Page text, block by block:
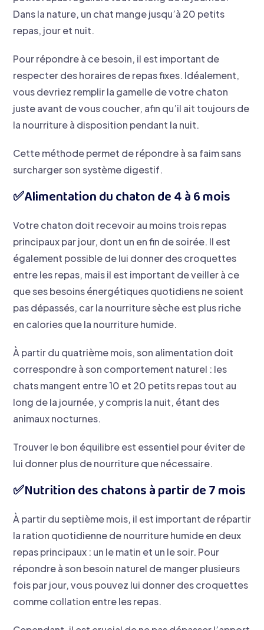
Dans la nature, un chat mange jusqu’à 20 petits
repas, jour et nuit.
Pour répondre à ce besoin, il est important de
respecter des horaires de repas fixes. Idéalement,
vous devriez remplir la gamelle de votre chaton
juste avant de vous coucher, afin qu’il ait toujours de
la nourriture à disposition pendant la nuit.
Cette méthode permet de répondre à sa faim sans
surcharger son système digestif.
​✅Alimentation du chaton de 4 à 6 mois
Votre chaton doit recevoir au moins trois repas
principaux par jour, dont un en fin de soirée. Il est
également possible de lui donner des croquettes
entre les repas, mais il est important de veiller à ce
que ses besoins énergétiques quotidiens ne soient
pas dépassés, car la nourriture sèche est plus riche
en calories que la nourriture humide.
À partir du quatrième mois, son alimentation doit
correspondre à son comportement naturel : les
chats mangent entre 10 et 20 petits repas tout au
long de la journée, y compris la nuit, étant des
animaux nocturnes.
Trouver le bon équilibre est essentiel pour éviter de
lui donner plus de nourriture que nécessaire.
​✅Nutrition des chatons à partir de 7 mois
À partir du septième mois, il est important de répartir
la ration quotidienne de nourriture humide en deux
repas principaux : un le matin et un le soir. Pour
répondre à son besoin naturel de manger plusieurs
fois par jour, vous pouvez lui donner des croquettes
comme collation entre les repas.